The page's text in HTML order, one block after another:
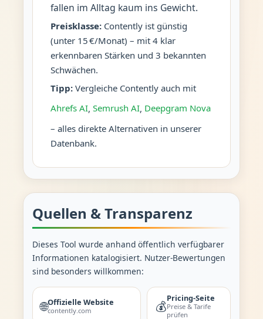
fallen im Alltag kaum ins Gewicht.
Preisklasse:Contently ist günstig
(unter 15 €/Monat) – mit 4 klar
erkennbaren Stärken und 3 bekannten
Schwächen.
Tipp:Vergleiche Contently auch mit
Ahrefs AI, Semrush AI, Deepgram Nova
– alles direkte Alternativen in unserer
Datenbank.
Quellen & Transparenz
Dieses Tool wurde anhand öffentlich verfügbarer
Informationen katalogisiert. Nutzer-Bewertungen
sind besonders willkommen:
🌐Offizielle Website
contently.com 💰
Pricing-Seite
Preise & Tarife
prüfen